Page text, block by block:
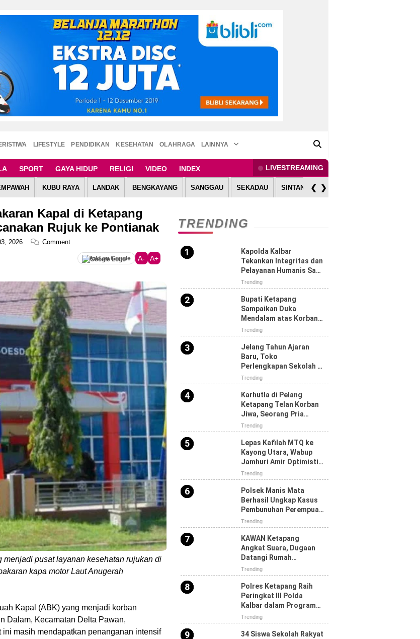
LIFESTYLE PENDIDIKAN KESEHATAN OLAHRAGA LAINNYA
SPORT GAYA HIDUP RELIGI VIDEO INDEX LIVESTREAMING
KUBU RAYA LANDAK BENGKAYANG SANGGAU SEKADAU SINTANG MELAWI
❮ ❯
Kapal di Ketapang
Rujuk ke Pontianak
2026 Comment
Add on Google A- A+
pusat layanan kesehatan rujukan di
kapa motor Laut Anugerah
Kapal (ABK) yang menjadi korban
Dalam, Kecamatan Delta Pawan,
masih mendapatkan penanganan intensif
TRENDING
Kapolda Kalbar
Tekankan Integritas dan
Pelayanan Humanis Saat
Tatap Muka dengan
Personel Polres
Ketapang
Trending
Bupati Ketapang
Sampaikan Duka
Mendalam atas Korban
Jiwa Karhutla di Jalan
Pelang, Ajak Masyarakat
Perkuat Pencegahan
Trending
Jelang Tahun Ajaran
Baru, Toko
Perlengkapan Sekolah di
Ketapang Diserbu
Pembeli, Seragam SD
Paling Diburu
Trending
Karhutla di Pelang
Ketapang Telan Korban
Jiwa, Seorang Pria
Tewas Terbakar
Trending
Lepas Kafilah MTQ ke
Kayong Utara, Wabup
Jamhuri Amir Optimistis
Ketapang Raih Prestasi
Terbaik
Trending
Polsek Manis Mata
Berhasil Ungkap Kasus
Pembunuhan Perempuan
yang Sempat Dilaporkan
Hilang
Trending
KAWAN Ketapang
Angkat Suara, Dugaan
Datangi Rumah
Wartawan Dinilai Tak
Sesuai Mekanisme PERS
Trending
Polres Ketapang Raih
Peringkat III Polda
Kalbar dalam Program
Ketahanan Pangan,
Bukti Komitmen Dukung
Swasembada
Trending
34 Siswa Sekolah Rakyat